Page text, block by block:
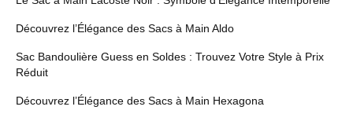
Découvrez l’Élégance des Sacs à Main Aldo
Sac Bandoulière Guess en Soldes : Trouvez Votre Style à Prix
Réduit
Découvrez l’Élégance des Sacs à Main Hexagona